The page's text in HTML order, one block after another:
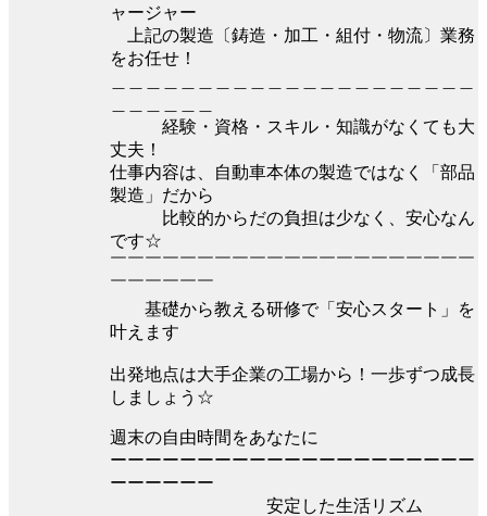
ャージャー
上記の製造〔鋳造・加工・組付・物流〕業務
をお任せ！
経験・資格・スキル・知識がなくても大
丈夫！
仕事内容は、自動車本体の製造ではなく「部品
製造」だから
比較的からだの負担は少なく、安心なん
です☆
￣￣￣￣￣￣￣￣￣￣￣￣￣￣￣￣￣￣￣￣￣
￣￣￣￣￣￣
基礎から教える研修で「安心スタート」を
叶えます
出発地点は大手企業の工場から！一歩ずつ成長
しましょう☆
週末の自由時間をあなたに
ーーーーーーーーーーーーーーーーーーーーー
ーーーーーー
安定した生活リズム